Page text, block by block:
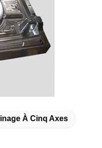
À Cinq Axes